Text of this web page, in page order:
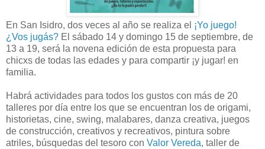
En San Isidro, dos veces al año se realiza el ¡Yo juego!
¿Vos jugás? El sábado 14 y domingo 15 de septiembre, de
13 a 19, será la novena edición de esta propuesta para
chicxs de todas las edades y para compartir ¡y jugar! en
familia.
Habrá actividades para todos los gustos con más de 20
talleres por día entre los que se encuentran los de origami,
historietas, cine, swing, malabares, danza creativa, juegos
de construcción, creativos y recreativos, pintura sobre
atriles, búsquedas del tesoro con Valor Vereda, taller de